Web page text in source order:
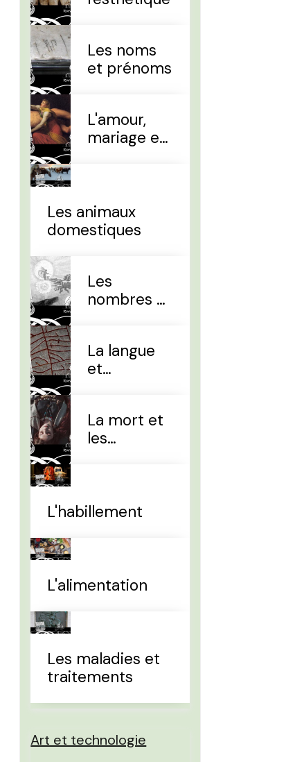
Les noms
et prénoms
L'amour,
mariage et
Les animaux
domestiques
Les
nombres et
La langue
et
La mort et
les
L'habillement
L'alimentation
Les maladies et
traitements
Art et technologie